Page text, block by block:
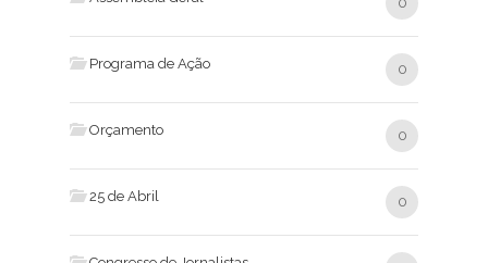
Programa de Ação 0
Orçamento 0
25 de Abril 0